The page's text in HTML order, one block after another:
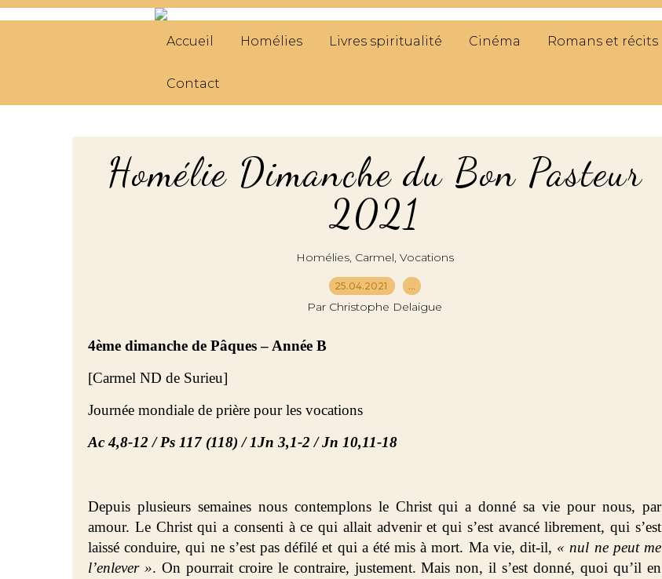
Accueil Homélies Livres spiritualité Cinéma Romans et récits
Contact
Homélie Dimanche du Bon Pasteur
2021
Homélies, Carmel, Vocations
25.04.2021 …
Par Christophe Delaigue
4ème dimanche de Pâques – Année B
[Carmel ND de Surieu]
Journée mondiale de prière pour les vocations
Ac 4,8-12 / Ps 117 (118) / 1Jn 3,1-2 / Jn 10,11-18
Depuis plusieurs semaines nous contemplons le Christ qui a donné sa vie pour nous, par
amour. Le Christ qui a consenti à ce qui allait advenir et qui s’est avancé librement, qui s’est
laissé conduire, qui ne s’est pas défilé et qui a été mis à mort. Ma vie, dit-il, « nul ne peut me
l’enlever ». On pourrait croire le contraire, justement. Mais non, il s’est donné, quoi qu’il en